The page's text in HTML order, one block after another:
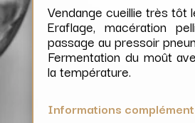
Vendange cueillie très tôt
Eraflage, macération
passage au pressoir
Fermentation du moût
la température.
Informations